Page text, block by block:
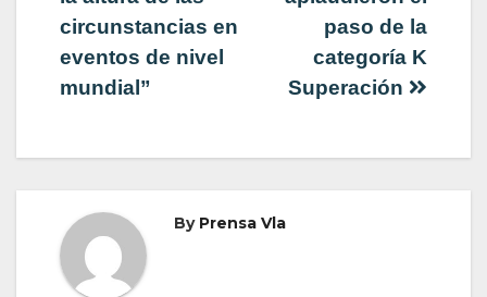
entradas
paso de la
categoría K
Superación
circunstancias en
eventos de nivel
mundial”
By Prensa Vla